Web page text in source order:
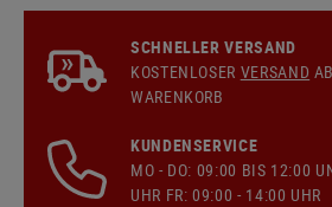
SCHNELLER VERSAND
KOSTENLOSER VERSAND
WARENKORB
KUNDENSERVICE
MO - DO: 09:00 BIS 12:00
UHR FR: 09:00 - 14:00 UHR